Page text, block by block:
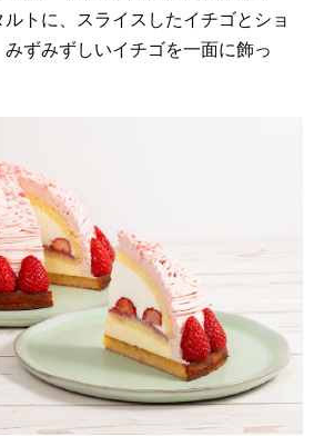
ルトに、スライスしたイチゴとショ
ずみずしいイチゴを一面に飾っ